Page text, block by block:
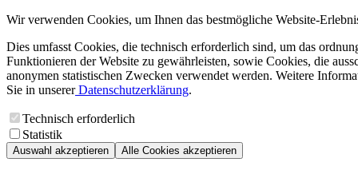
Wir verwenden Cookies, um Ihnen das bestmögliche Website-
Dies umfasst Cookies, die technisch erforderlich sind, um das
Funktionieren der Website zu gewährleisten, sowie Cookies, die
anonymen statistischen Zwecken verwendet werden. Weitere
Sie in unsererDatenschutzerklärung.
Technisch erforderlich
Statistik
Auswahl akzeptieren Alle Cookies akzeptieren